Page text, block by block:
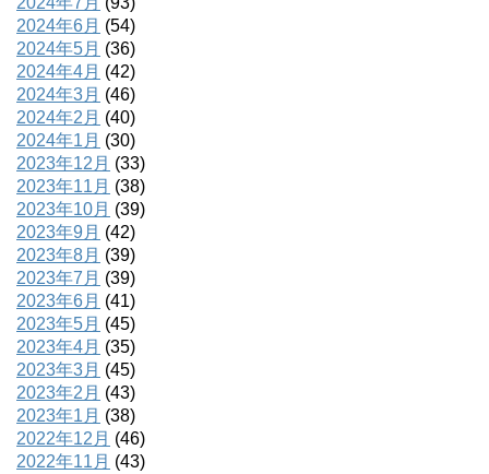
2024年6月 (54)
2024年5月 (36)
2024年4月 (42)
2024年3月 (46)
2024年2月 (40)
2024年1月 (30)
2023年12月 (33)
2023年11月 (38)
2023年10月 (39)
2023年9月 (42)
2023年8月 (39)
2023年7月 (39)
2023年6月 (41)
2023年5月 (45)
2023年4月 (35)
2023年3月 (45)
2023年2月 (43)
2023年1月 (38)
2022年12月 (46)
2022年11月 (43)